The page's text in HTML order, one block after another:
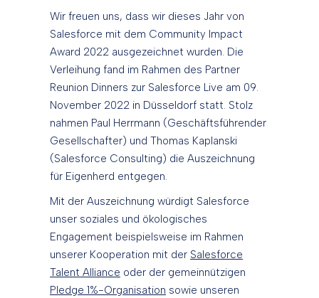
Wir freuen uns, dass wir dieses Jahr von
Salesforce mit dem Community Impact
Award 2022 ausgezeichnet wurden. Die
Verleihung fand im Rahmen des Partner
Reunion Dinners zur Salesforce Live am 09.
November 2022 in Düsseldorf statt. Stolz
nahmen Paul Herrmann (Geschäftsführender
Gesellschafter) und Thomas Kaplanski
(Salesforce Consulting) die Auszeichnung
für Eigenherd entgegen.
Mit der Auszeichnung würdigt Salesforce
unser soziales und ökologisches
Engagement beispielsweise im Rahmen
unserer Kooperation mit der Salesforce
Talent Alliance oder der gemeinnützigen
Pledge 1%-Organisation sowie unseren